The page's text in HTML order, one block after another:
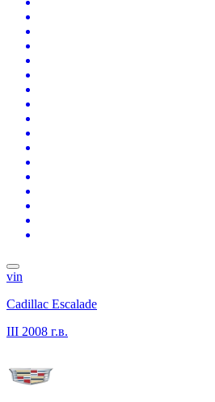
vin
Cadillac Escalade
III 2008 г.в.